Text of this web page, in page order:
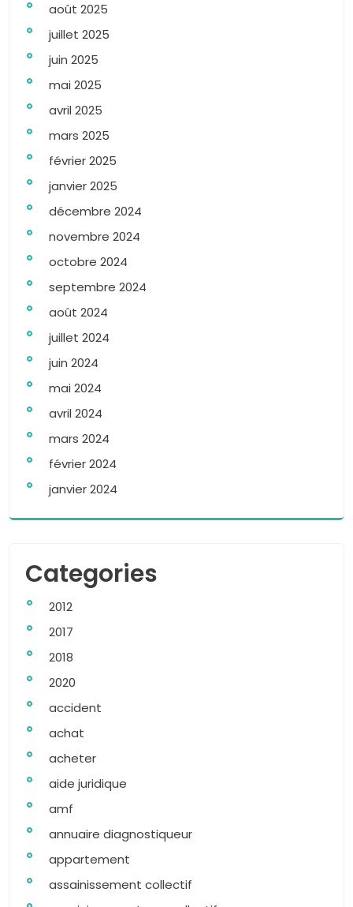
août 2025
juillet 2025
juin 2025
mai 2025
avril 2025
mars 2025
février 2025
janvier 2025
décembre 2024
novembre 2024
octobre 2024
septembre 2024
août 2024
juillet 2024
juin 2024
mai 2024
avril 2024
mars 2024
février 2024
janvier 2024
Categories
2012
2017
2018
2020
accident
achat
acheter
aide juridique
amf
annuaire diagnostiqueur
appartement
assainissement collectif